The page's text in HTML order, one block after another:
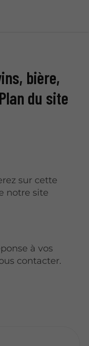
bière,
du site
sur cette
notre site
à vos
contacter.